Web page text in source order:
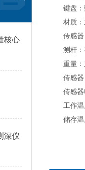
核心
深仪
键盘：
材质：
传感器
测杆：
重量：
传感器
传感器
工作温
储存温